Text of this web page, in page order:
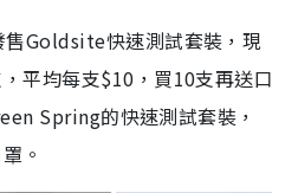
Goldsite快速測試套裝，現
平均每支$10，買10支再送口
Spring的快速測試套裝，
。